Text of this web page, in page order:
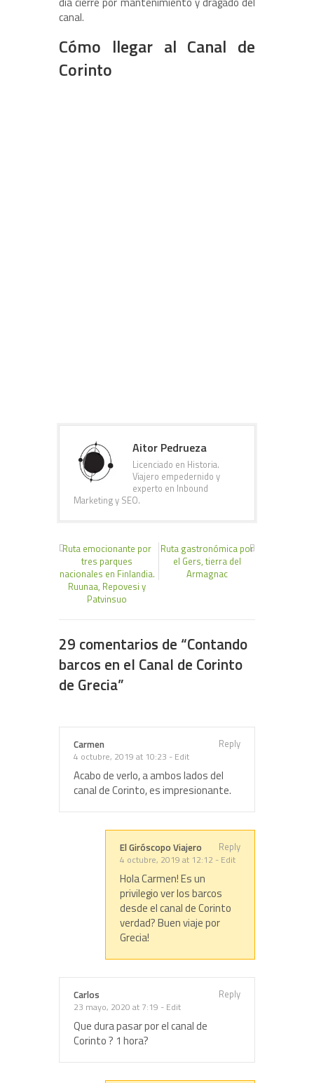
canal.
Cómo llegar al Canal de
Corinto
Aitor Pedrueza
Licenciado en Historia.
Viajero empedernido y
experto en Inbound
Marketing y SEO.
Ruta emocionante por
tres parques
nacionales en Finlandia.
Ruunaa, Repovesi y
Patvinsuo
Ruta gastronómica por
el Gers, tierra del
Armagnac
29 comentarios de “Contando
barcos en el Canal de Corinto
de Grecia”
Carmen
4 octubre, 2019 at 10:23 - Edit
Reply
Acabo de verlo, a ambos lados del
canal de Corinto, es impresionante.
El Giróscopo Viajero
4 octubre, 2019 at 12:12 - Edit
Reply
Hola Carmen! Es un
privilegio ver los barcos
desde el canal de Corinto
verdad? Buen viaje por
Grecia!
Carlos
23 mayo, 2020 at 7:19 - Edit
Reply
Que dura pasar por el canal de
Corinto ? 1 hora?